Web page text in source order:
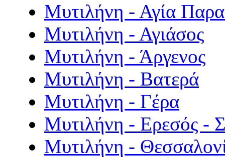
Μυτιλήνη - Αγία
Μυτιλήνη - Αγιάσος
Μυτιλήνη - Άργενος
Μυτιλήνη - Βατερά
Μυτιλήνη - Γέρα
Μυτιλήνη - Ερεσός -
Μυτιλήνη -